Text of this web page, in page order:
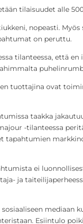
tilaisuudet alle
nopeasti.
on peruttu.
tilanteessa, että
tuottajina ovat
taakka
-tilanteessa
tapahtumien
ei
ja
mediaan
Esiintulo